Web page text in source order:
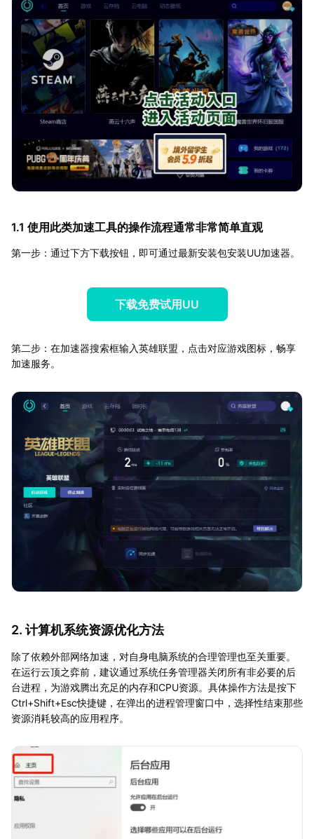
1.1 使用此类加速工具的操作流程通常非常简单直观
第一步：通过下方下载按钮，即可通过最新安装包安装UU加速器。
下载免费试用UU
第二步：在加速器搜索框输入英雄联盟，点击对应游戏图标，畅享
加速服务。
2. 计算机系统资源优化方法
除了依赖外部网络加速，对自身电脑系统的合理管理也至关重要。
在运行云顶之弈前，建议通过系统任务管理器关闭所有非必要的后
台进程，为游戏腾出充足的内存和CPU资源。具体操作方法是按下
Ctrl+Shift+Esc快捷键，在弹出的进程管理窗口中，选择性结束那些
资源消耗较高的应用程序。